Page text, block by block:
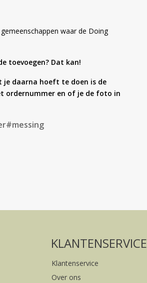
waar de Doing
toevoegen? Dat kan!
je daarna hoeft te doen is de
ordernummer en of je de foto in
#messing
KLANTENSERVICE
Klantenservice
Over ons